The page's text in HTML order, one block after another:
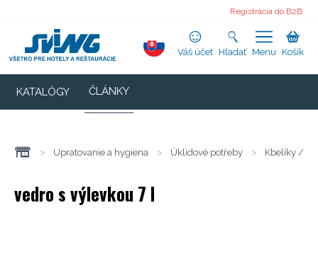
Registrácia do B2B
Váš účet Hľadať Menu Košík
KATALÓGY ČLÁNKY
> Upratovanie a hygiena > Úklidové potřeby > Kbelíky /
vedro s výlevkou 7 l